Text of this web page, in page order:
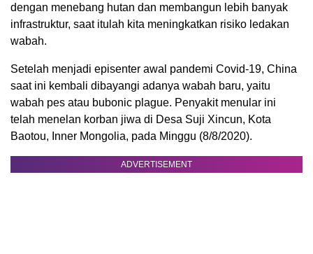
dengan menebang hutan dan membangun lebih banyak
infrastruktur, saat itulah kita meningkatkan risiko ledakan
wabah.
Setelah menjadi episenter awal pandemi Covid-19, China
saat ini kembali dibayangi adanya wabah baru, yaitu
wabah pes atau bubonic plague. Penyakit menular ini
telah menelan korban jiwa di Desa Suji Xincun, Kota
Baotou, Inner Mongolia, pada Minggu (8/8/2020).
ADVERTISEMENT